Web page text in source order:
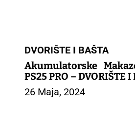
DVORIŠTE I BAŠTA
Akumulatorske
PS25 PRO – DVORIŠTE I
26 Maja, 2024